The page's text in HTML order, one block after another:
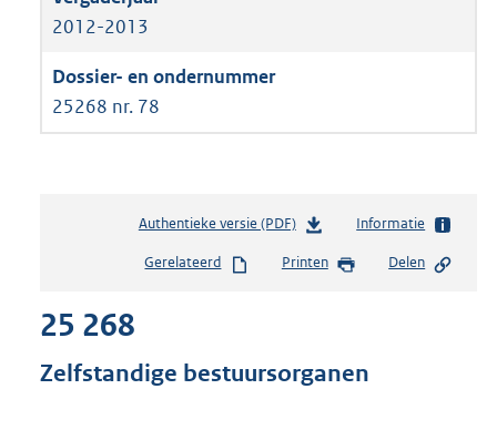
2012-2013
25268 nr. 78
Authentieke versie (PDF)b
s
s
Informatie
Gerelateerd Printen Delen
25 268
Zelfstandige bestuursorganen